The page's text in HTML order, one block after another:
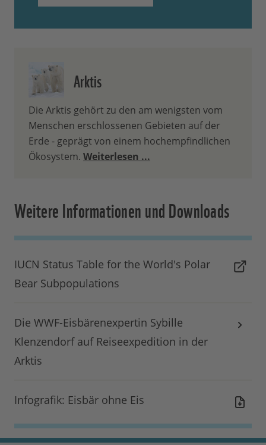
Arktis
Die Arktis gehört zu den am wenigsten vom
Menschen erschlossenen Gebieten auf der
Erde - geprägt von einem hochempfindlichen
Ökosystem. Weiterlesen ...
Weitere Informationen und Downloads
IUCN Status Table for the World's Polar
Bear Subpopulations
Die WWF-Eisbärenexpertin Sybille
Klenzendorf auf Reiseexpedition in der
Arktis
Infografik: Eisbär ohne Eis